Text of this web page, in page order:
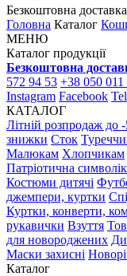
Безкоштовна
Головна Каталог
МЕНЮ
Каталог продукції
Безкоштовна
572 94 53 +38 050 011
Instagram Facebook
КАТАЛОГ
Літній розпродаж до
знижки Сток
Малюкам Хлопчикам
Патріотична
Костюми дитячі
джемпери, куртки
Куртки, конверти,
рукавички Взуття
для новороджених
Маски захисні
Каталог